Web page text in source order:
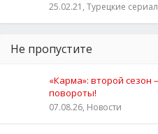
25.02.21, Турецкие
Не пропустите
«Карма»: второй
повороты!
07.08.26, Новости